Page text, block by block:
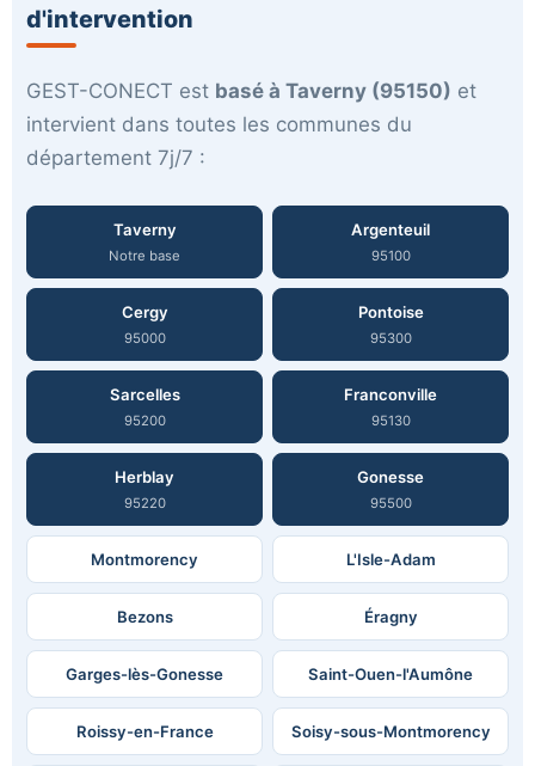
d'intervention
GEST-CONECT est basé à Taverny (95150) et
intervient dans toutes les communes du
département 7j/7 :
Taverny
Notre base
Argenteuil
95100
Cergy
95000
Pontoise
95300
Sarcelles
95200
Franconville
95130
Herblay
95220
Gonesse
95500
Montmorency L'Isle-Adam
Bezons Éragny
Garges-lès-Gonesse Saint-Ouen-l'Aumône
Roissy-en-France Soisy-sous-Montmorency